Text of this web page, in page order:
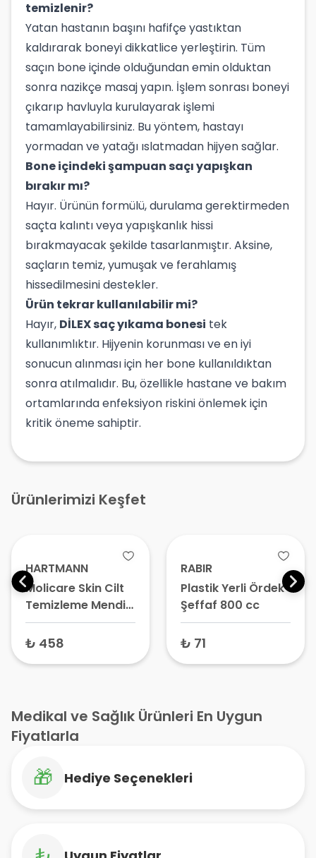
temizlenir?
Yatan hastanın başını hafifçe yastıktan
kaldırarak boneyi dikkatlice yerleştirin. Tüm
saçın bone içinde olduğundan emin olduktan
sonra nazikçe masaj yapın. İşlem sonrası boneyi
çıkarıp havluyla kurulayarak işlemi
tamamlayabilirsiniz. Bu yöntem, hastayı
yormadan ve yatağı ıslatmadan hijyen sağlar.
Bone içindeki şampuan saçı yapışkan
bırakır mı?
Hayır. Ürünün formülü, durulama gerektirmeden
saçta kalıntı veya yapışkanlık hissi
bırakmayacak şekilde tasarlanmıştır. Aksine,
saçların temiz, yumuşak ve ferahlamış
hissedilmesini destekler.
Ürün tekrar kullanılabilir mi?
Hayır, DİLEX saç yıkama bonesi tek
kullanımlıktır. Hijyenin korunması ve en iyi
sonucun alınması için her bone kullanıldıktan
sonra atılmalıdır. Bu, özellikle hastane ve bakım
ortamlarında enfeksiyon riskini önlemek için
kritik öneme sahiptir.
Ürünlerimizi Keşfet
HARTMANN
Molicare Skin Cilt
Temizleme Mendili
50 Adet
₺ 458
RABIR
Plastik Yerli Ördek
Şeffaf 800 cc
₺ 71
Medikal ve Sağlık Ürünleri En Uygun
Fiyatlarla
🎁 Hediye Seçenekleri